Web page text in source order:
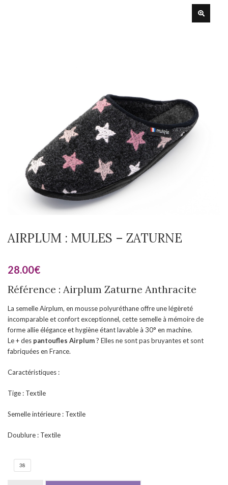
AIRPLUM : MULES – ZATURNE
28.00€
Référence : Airplum Zaturne Anthracite
La semelle Airplum, en mousse polyuréthane offre une légèreté
incomparable et confort exceptionnel, cette semelle à mémoire de
forme allie élégance et hygiène étant lavable à 30° en machine.
Le + des pantoufles Airplum? Elles ne sont pas bruyantes et sont
fabriquées en France.
Caractéristiques :
Tige : Textile
Semelle intérieure : Textile
Doublure : Textile
38